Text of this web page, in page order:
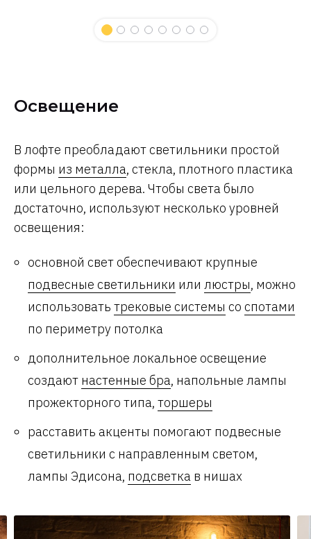
Освещение
В лофте преобладают светильники простой
формы из металла, стекла, плотного пластика
или цельного дерева. Чтобы света было
достаточно, используют несколько уровней
освещения:
основной свет обеспечивают крупные
подвесные светильники или люстры, можно
использовать трековые системы со спотами
по периметру потолка
дополнительное локальное освещение
создают настенные бра, напольные лампы
прожекторного типа, торшеры
расставить акценты помогают подвесные
светильники с направленным светом,
лампы Эдисона, подсветка в нишах